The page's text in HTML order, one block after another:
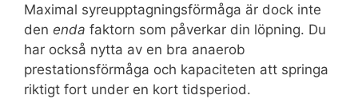
Maximal syreupptagningsförmåga är dock inte
den enda faktorn som påverkar din löpning. Du
har också nytta av en bra anaerob
prestationsförmåga och kapaciteten att springa
riktigt fort under en kort tidsperiod.